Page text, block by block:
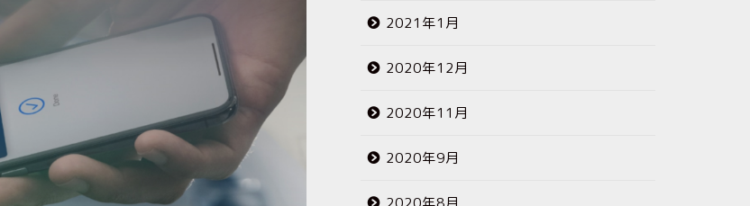
2021年1月
2020年12月
2020年11月
2020年9月